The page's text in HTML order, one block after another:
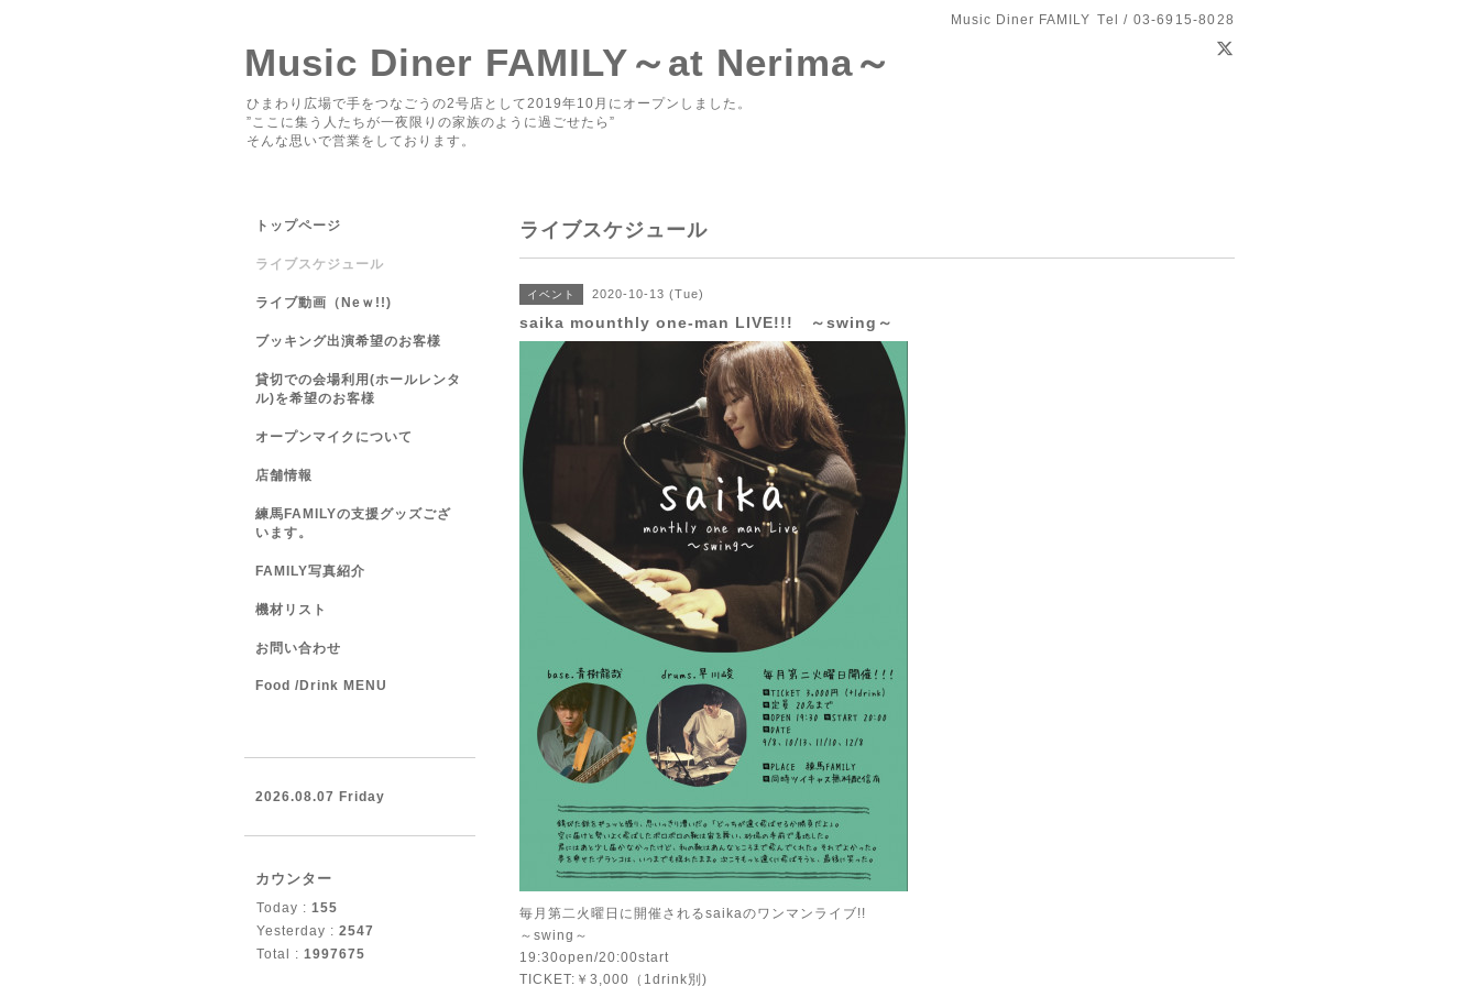
Music Diner FAMILY Tel / 03-6915-8028
Music Diner FAMILY～at Nerima～
ひまわり広場で手をつなごうの2号店として2019年10月にオープンしました。
”ここに集う人たちが一夜限りの家族のように過ごせたら”
そんな思いで営業をしております。
ライブスケジュール
イベント 2020-10-13 (Tue)
saika mounthly one-man LIVE!!! ～swing～
毎月第二火曜日に開催されるsaikaのワンマンライブ!!
～swing～
19:30open/20:00start
TICKET:￥3,000（1drink別)
トップページ
ライブスケジュール
ライブ動画（Neｗ!!)
ブッキング出演希望のお客様
貸切での会場利用(ホールレンタ
ル)を希望のお客様
オープンマイクについて
店舗情報
練馬FAMILYの支援グッズござ
います。
FAMILY写真紹介
機材リスト
お問い合わせ
Food /Drink MENU
2026.08.07 Friday
カウンター
Today : 155
Yesterday : 2547
Total : 1997675